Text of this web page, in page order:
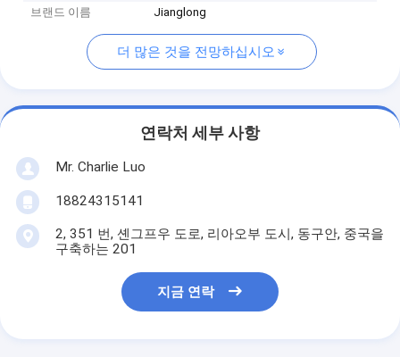
브랜드 이름
Jianglong
더 많은 것을 전망하십시오
연락처 세부 사항
Mr. Charlie Luo
18824315141
2, 351 번, 셴그프우 도로, 리아오부 도시, 동구안, 중국을
구축하는 201
지금 연락